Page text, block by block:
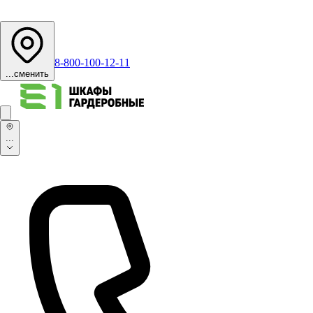
...сменить
8-800-100-12-11
...